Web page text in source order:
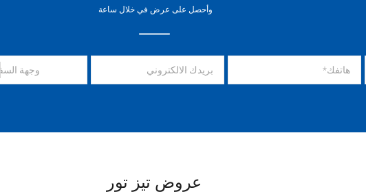
وأحصل على عرض في خلال ساعة
وجهة
عروض تيز تور